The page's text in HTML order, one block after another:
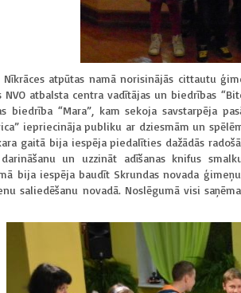
Nīkrāces atpūtas namā norisinājās cittautu
NVO atbalsta centra vadītājas un biedrības
biedrība “Mara”, kam sekoja savstarpēja
iepriecināja publiku ar dziesmām un
gaitā bija iespēja piedalīties dažādās
un uzzināt adīšanas knifus
bija iespēja baudīt Skrundas novada
saliedēšanu novadā. Noslēgumā visi